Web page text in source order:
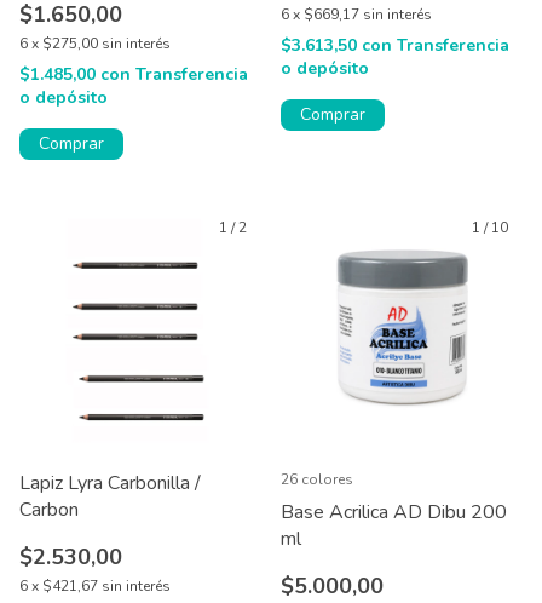
$1.650,00
6x $275,00 sin interés
$1.485,00 con Transferencia
o depósito
Comprar
6x $669,17 sin interés
$3.613,50 con Transferencia
o depósito
1 /2
Lapiz Lyra Carbonilla /
Carbon
$2.530,00
6x $421,67 sin interés
1 /10
Base Acrilica AD Dibu 200
ml
$5.000,00
26 colores